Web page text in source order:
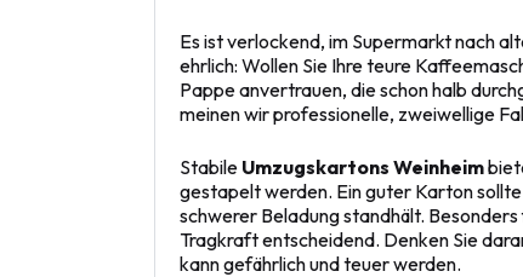
Es ist verlockend, im Supermarkt nach
ehrlich: Wollen Sie Ihre teure
Pappe anvertrauen, die schon halb
meinen wir professionelle, zweiwellige
Stabile Umzugskartons Weinheim
gestapelt werden. Ein guter Karton
schwerer Beladung standhält.
Tragkraft entscheidend. Denken Sie
kann gefährlich und teuer werden.